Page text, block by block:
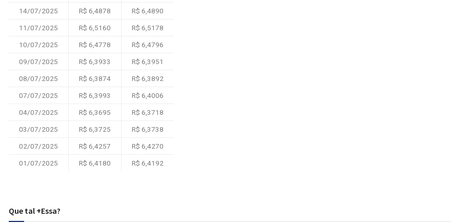
14/07/2025 R$ 6,4878 R$ 6,4890
11/07/2025 R$ 6,5160 R$ 6,5178
10/07/2025 R$ 6,4778 R$ 6,4796
09/07/2025 R$ 6,3933 R$ 6,3951
08/07/2025 R$ 6,3874 R$ 6,3892
07/07/2025 R$ 6,3993 R$ 6,4006
04/07/2025 R$ 6,3695 R$ 6,3718
03/07/2025 R$ 6,3725 R$ 6,3738
02/07/2025 R$ 6,4257 R$ 6,4270
01/07/2025 R$ 6,4180 R$ 6,4192
Que tal +Essa?